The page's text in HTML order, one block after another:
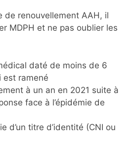
de renouvellement AAH, il
MDPH et ne pas oublier les
daté de moins de 6
est ramené
à un an en 2021 suite à
face à l’épidémie de
d’un titre d’identité (CNI ou